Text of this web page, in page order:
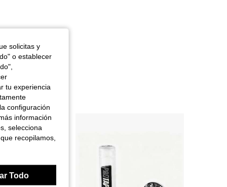
solicitas y
o establecer
tu experiencia
configuración
información
selecciona
recopilamos,
Todo